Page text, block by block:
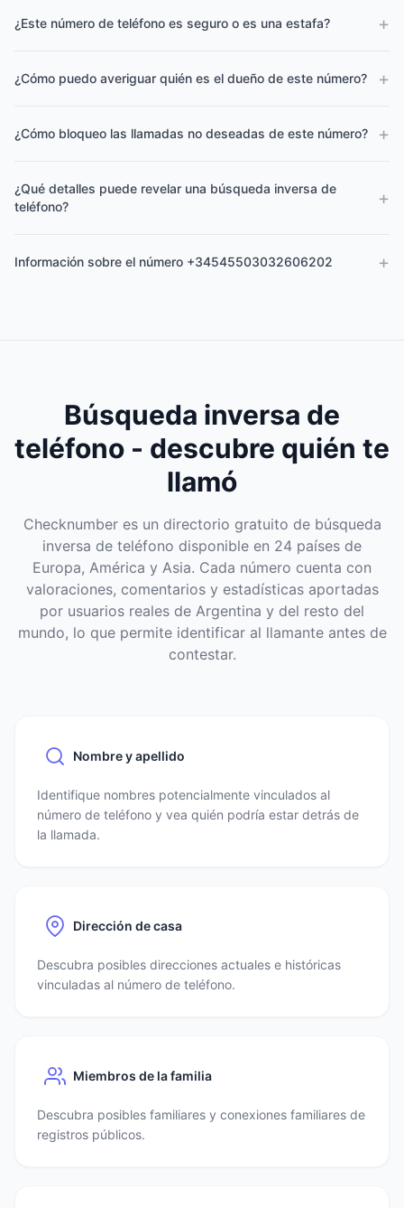
¿Este número de teléfono es seguro o es una estafa? +
¿Cómo puedo averiguar quién es el dueño de este número? +
¿Cómo bloqueo las llamadas no deseadas de este número? +
¿Qué detalles puede revelar una búsqueda inversa de
teléfono?
+
Información sobre el número +34545503032606202 +
Búsqueda inversa de
teléfono - descubre quién te
llamó
Checknumber es un directorio gratuito de búsqueda
inversa de teléfono disponible en 24 países de
Europa, América y Asia. Cada número cuenta con
valoraciones, comentarios y estadísticas aportadas
por usuarios reales de Argentina y del resto del
mundo, lo que permite identificar al llamante antes de
contestar.
Nombre y apellido
Identifique nombres potencialmente vinculados al
número de teléfono y vea quién podría estar detrás de
la llamada.
Dirección de casa
Descubra posibles direcciones actuales e históricas
vinculadas al número de teléfono.
Miembros de la familia
Descubra posibles familiares y conexiones familiares de
registros públicos.